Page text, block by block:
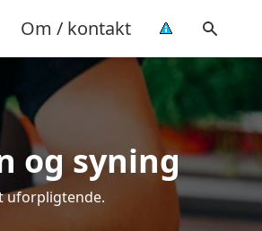
Om / kontakt
og syning
uforpligtende.